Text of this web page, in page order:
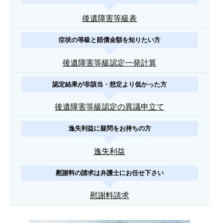
後遺障害等級表
症状の等級と賠償金額を知りたい方
後遺障害等級認定一発計算
認定結果が非該当・想定より低かった方
後遺障害等級認定の異議申立て
逸失利益に疑問をお持ちの方
逸失利益
慰謝料の請求は弁護士にお任せ下さい
慰謝料請求